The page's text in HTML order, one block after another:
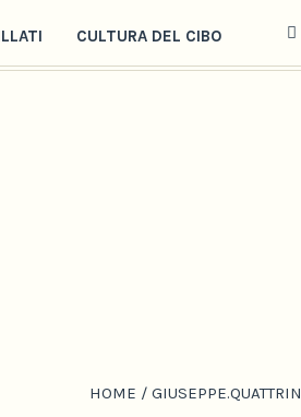
CULTURA DEL CIBO
HOME / GIUSEPPE.QUATTRIN